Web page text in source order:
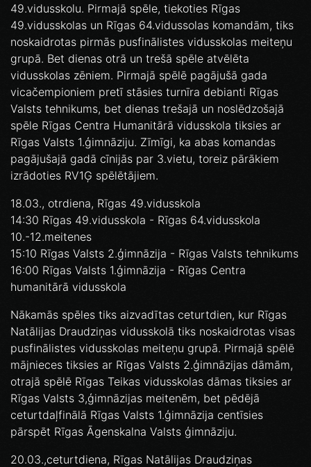
49.vidusskolu. Pirmajā spēle, tiekoties Rīgas
49.vidusskolas un Rīgas 64.vidussolas komandām, tiks
noskaidrotas pirmās pusfinālistes vidusskolas meiteņu
grupā. Bet dienas otrā un trešā spēle atvēlēta
vidusskolas zēniem. Pirmajā spēlē pagājušā gada
vicačempioniem pretī stāsies turnīra debianti Rīgas
Valsts tehnikums, bet dienas trešajā un noslēdzošajā
spēle Rīgas Centra Humanitārā vidusskola tiksies ar
Rīgas Valsts 1.ģimnāziju. Zīmīgi, ka abas komandas
pagājušajā gadā cīnijās par 3.vietu, toreiz pārākiem
izrādoties RV1Ģ spēlētājiem.
18.03., otrdiena, Rīgas 49.vidusskola
14:30 Rīgas 49.vidusskola - Rīgas 64.vidusskola
10.-12.meitenes
15:10 Rīgas Valsts 2.ģimnāzija - Rīgas Valsts tehnikums
16:00 Rīgas Valsts 1.ģimnāzija - Rīgas Centra
humanitārā vidusskola
Nākamās spēles tiks aizvadītas ceturtdien, kur Rīgas
Natālijas Draudziņas vidusskolā tiks noskaidrotas visas
pusfinālistes vidusskolas meiteņu grupā. Pirmajā spēlē
mājnieces tiksies ar Rīgas Valsts 2.ģimnāzijas dāmām,
otrajā spēlē Rīgas Teikas vidusskolas dāmas tiksies ar
Rīgas Valsts 3,ģimnāzijas meitenēm, bet pēdējā
ceturtdaļfinālā Rīgas Valsts 1.ģimnāzija centīsies
pārspēt Rīgas Āgenskalna Valsts ģimnāziju.
20.03.,ceturtdiena, Rīgas Natālijas Draudziņas